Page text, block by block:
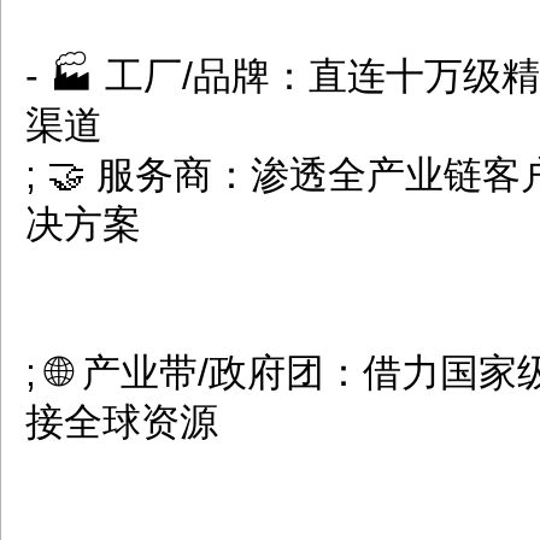
- 🏭 工厂/品牌：直连十万级
渠道
; 🤝 服务商：渗透全产业链
决方案
; 🌐 产业带/政府团：借力国
接全球资源